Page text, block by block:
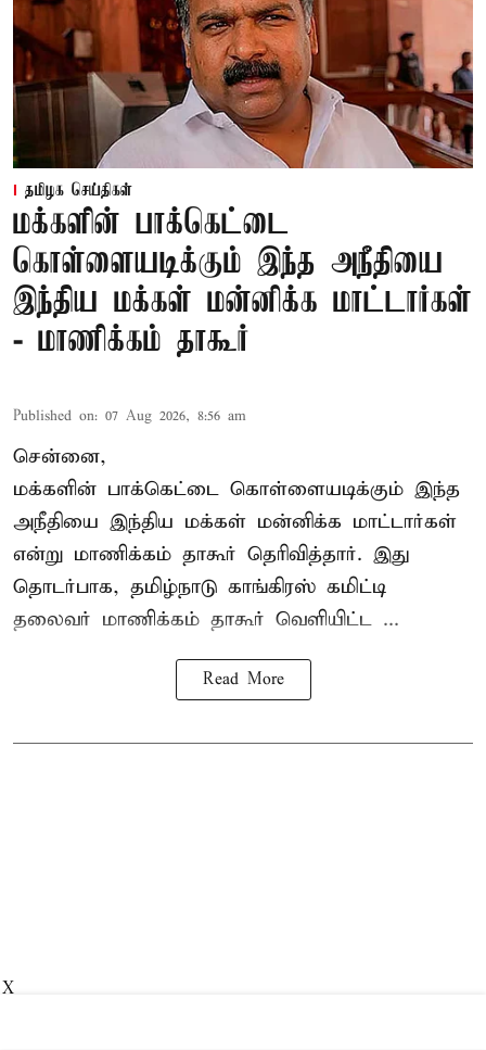
தமிழக செய்திகள்
மக்களின் பாக்கெட்டை
கொள்ளையடிக்கும் இந்த அநீதியை
இந்திய மக்கள் மன்னிக்க மாட்டார்கள்
- மாணிக்கம் தாகூர்
Published on: 07 Aug 2026, 8:56 am
சென்னை,
மக்களின் பாக்கெட்டை கொள்ளையடிக்கும் இந்த
அநீதியை இந்திய மக்கள் மன்னிக்க மாட்டார்கள்
என்று மாணிக்கம் தாகூர் தெரிவித்தார். இது
தொடர்பாக, தமிழ்நாடு காங்கிரஸ் கமிட்டி
தலைவர் மாணிக்கம் தாகூர் வெளியிட்ட ...
Read More
X